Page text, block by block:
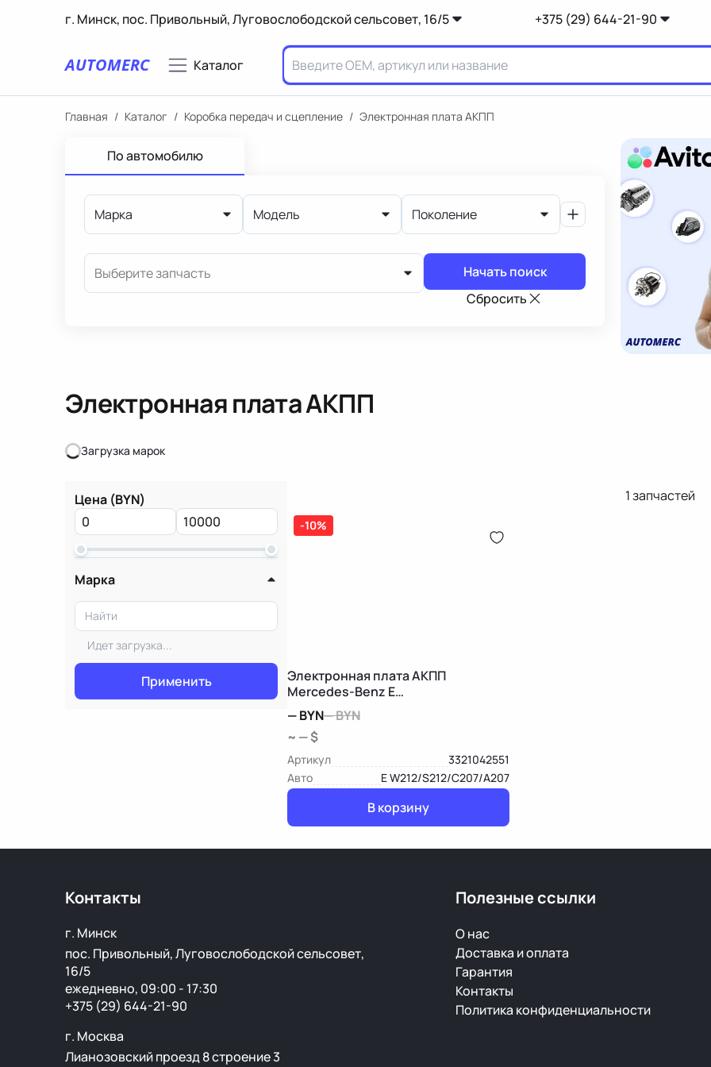
г. Минск, пос. Привольный, Луговослободской сельсовет, 16/5 +375 (29) 644-21-90
AUTOMERC Каталог
Главная / Каталог / Коробка передач и сцепление / Электронная плата АКПП
По автомобилю
Марка Модель Поколение
Выберите запчасть
Начать поиск
Сбросить
Электронная плата АКПП
Загрузка марок
Загрузка марок
Цена (BYN)
Марка
Идет загрузка...
Применить
1запчастей
-10%
Электронная плата АКПП
Mercedes-Benz E
W212/S212/C207/A207
—BYN—BYN
~ — $
Артикул
3321042551
Авто
E W212/S212/C207/A207
В корзину
Контакты
г. Минск
пос. Привольный, Луговослободской сельсовет,
16/5
ежедневно, 09:00 - 17:30
+375 (29) 644-21-90
г. Москва
Лианозовский проезд 8 строение 3
Полезные ссылки
О нас
Доставка и оплата
Гарантия
Контакты
Политика конфиденциальности